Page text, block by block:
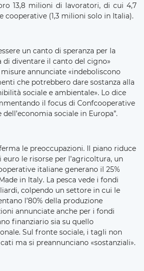
13,8 milioni di lavoratori, di cui 4,7
cooperative (1,3 milioni solo in Italia).
un canto di speranza per la
di diventare il canto del cigno»
annunciate «indeboliscono
che potrebbero dare sostanza alla
sociale e ambientale». Lo dice
il focus di Confcooperative
sociale in Europa”.
le preoccupazioni. Il piano riduce
le risorse per l’agricoltura, un
italiane generano il 25%
in Italy. La pesca vede i fondi
colpendo un settore in cui le
l’80% della produzione
annunciate anche per i fondi
finanziario sia su quello
Sul fronte sociale, i tagli non
ma si preannunciano «sostanziali».